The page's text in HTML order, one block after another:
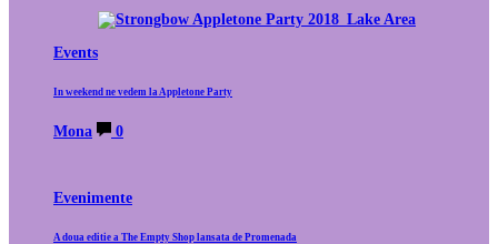
Events
In weekend ne vedem la Appletone Party
Mona 0
Evenimente
A doua editie a The Empty Shop lansata de Promenada